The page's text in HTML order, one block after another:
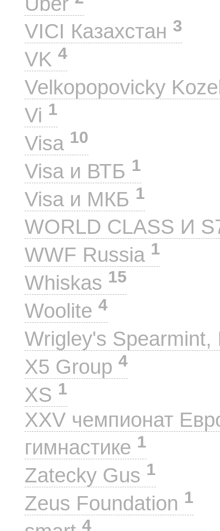
VICI Казахстан 3
VK 4
Velkopopovicky
Vi 1
Visa 10
Visa и ВТБ 1
Visa и МКБ 1
WORLD CLASS И
WWF Russia 1
Whiskas 15
Woolite 4
Wrigley's
X5 Group 4
XS 1
XXV чемпионат
гимнастике 1
Zatecky Gus 1
Zeus Foundation 1
4